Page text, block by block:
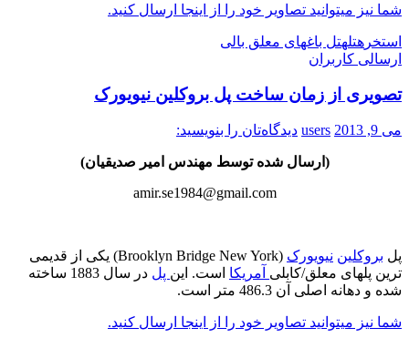
شما نیز میتوانید تصاویر خود را از اینجا ارسال کنید.
استخر هتلهتل باغهای معلق بالی
ارسالی کاربران
تصویری از زمان ساخت پل بروکلین نیویورک
می 9, 2013 users دیدگاه‌تان را بنویسید:
(ارسال شده توسط مهندس امیر صدیقیان)
amir.se1984@gmail.com
پل بروکلین نیویورک
(Brooklyn Bridge New York) یکی از قدیمی
ترین پلهای معلق/کابلی آمریکا است. این پل
در سال 1883 ساخته
شده و دهانه اصلی آن 486.3 متر است.
شما نیز میتوانید تصاویر خود را از اینجا ارسال کنید.